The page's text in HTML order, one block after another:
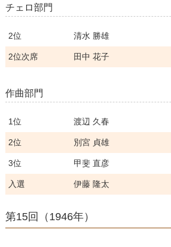
チェロ部門
2位 清水 勝雄
2位次席 田中 花子
作曲部門
1位 渡辺 久春
2位 別宮 貞雄
3位 甲斐 直彦
入選 伊藤 隆太
第15回（1946年）